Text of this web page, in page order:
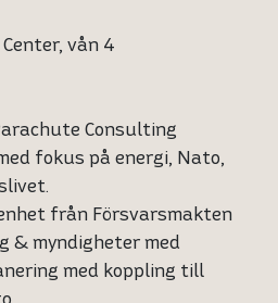
vån 4
Consulting
fokus på energi, Nato,
från Försvarsmakten
& myndigheter med
med koppling till